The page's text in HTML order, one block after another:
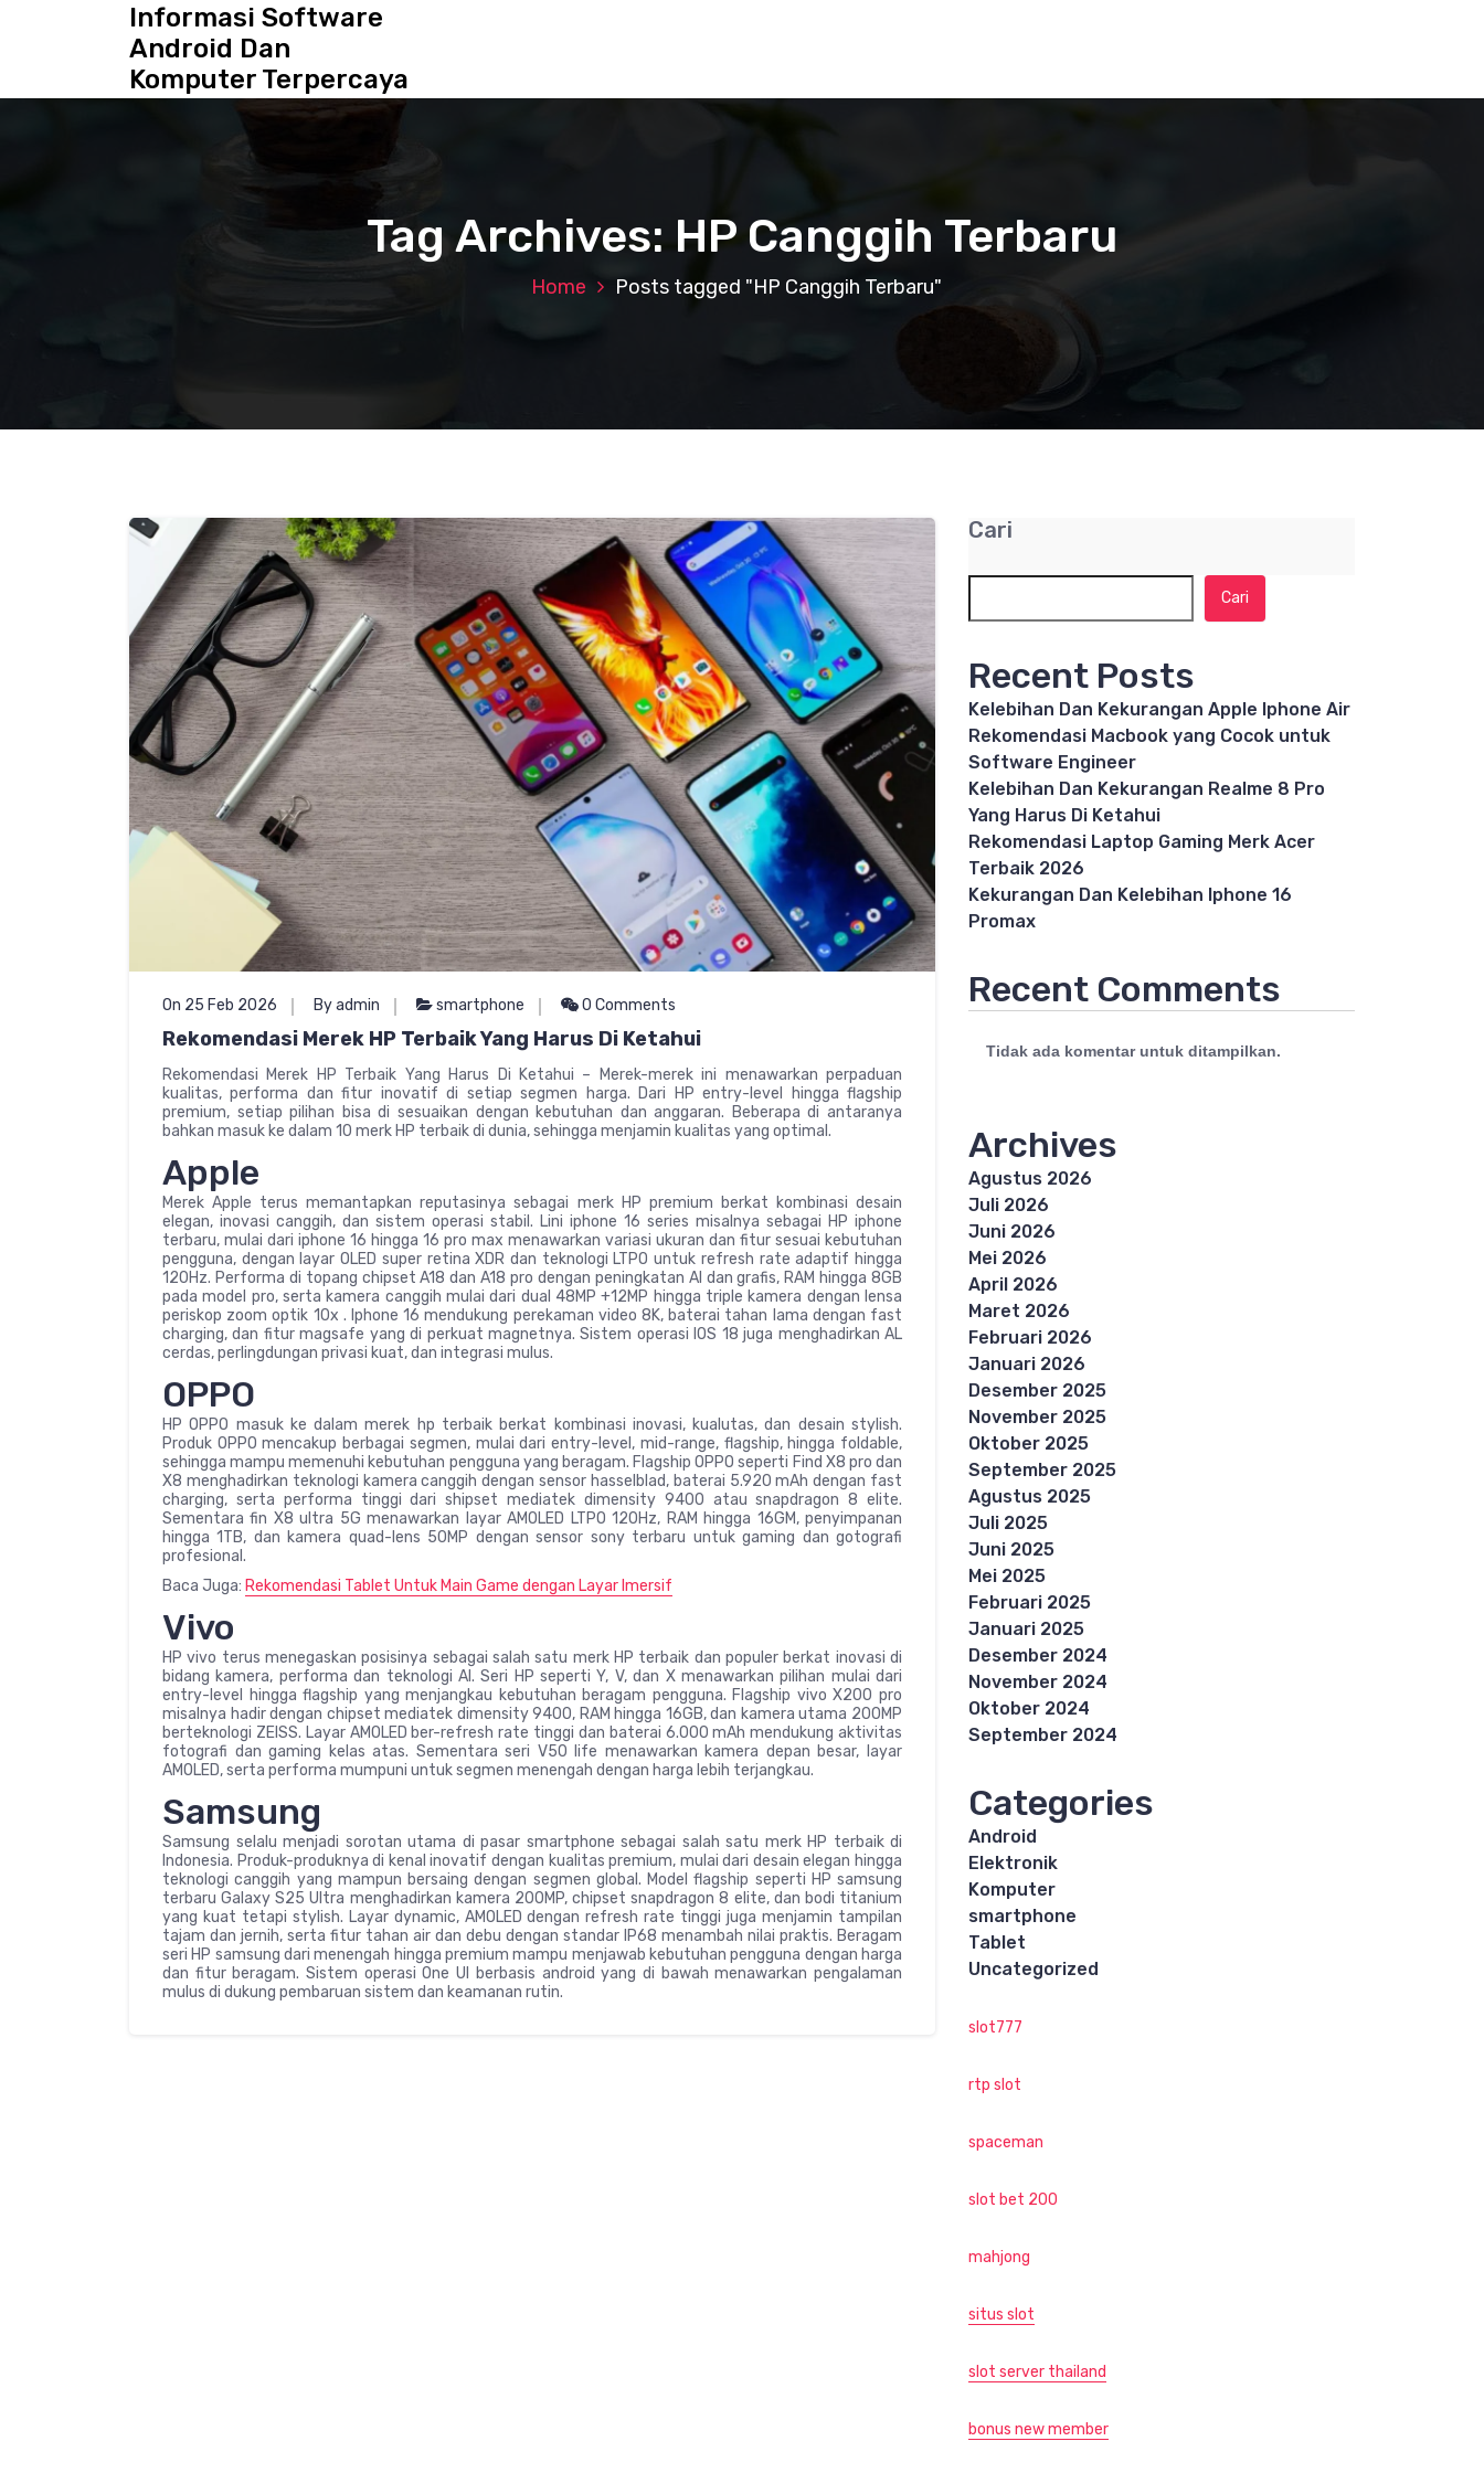
Informasi Software
Android Dan
Komputer Terpercaya
Tag Archives: HP Canggih Terbaru
Home Posts tagged "HP Canggih Terbaru"
On 25 Feb 2026 By admin smartphone 0 Comments
Rekomendasi Merek HP Terbaik Yang Harus Di Ketahui
Rekomendasi Merek HP Terbaik Yang Harus Di Ketahui – Merek-merek ini menawarkan perpaduan
kualitas, performa dan fitur inovatif di setiap segmen harga. Dari HP entry-level hingga flagship
premium, setiap pilihan bisa di sesuaikan dengan kebutuhan dan anggaran. Beberapa di antaranya
bahkan masuk ke dalam 10 merk HP terbaik di dunia, sehingga menjamin kualitas yang optimal.
Apple
Merek Apple terus memantapkan reputasinya sebagai merk HP premium berkat kombinasi desain
elegan, inovasi canggih, dan sistem operasi stabil. Lini iphone 16 series misalnya sebagai HP iphone
terbaru, mulai dari iphone 16 hingga 16 pro max menawarkan variasi ukuran dan fitur sesuai kebutuhan
pengguna, dengan layar OLED super retina XDR dan teknologi LTPO untuk refresh rate adaptif hingga
120Hz. Performa di topang chipset A18 dan A18 pro dengan peningkatan AI dan grafis, RAM hingga 8GB
pada model pro, serta kamera canggih mulai dari dual 48MP +12MP hingga triple kamera dengan lensa
periskop zoom optik 10x . Iphone 16 mendukung perekaman video 8K, baterai tahan lama dengan fast
charging, dan fitur magsafe yang di perkuat magnetnya. Sistem operasi IOS 18 juga menghadirkan AL
cerdas, perlingdungan privasi kuat, dan integrasi mulus.
OPPO
HP OPPO masuk ke dalam merek hp terbaik berkat kombinasi inovasi, kualutas, dan desain stylish.
Produk OPPO mencakup berbagai segmen, mulai dari entry-level, mid-range, flagship, hingga foldable,
sehingga mampu memenuhi kebutuhan pengguna yang beragam. Flagship OPPO seperti Find X8 pro dan
X8 menghadirkan teknologi kamera canggih dengan sensor hasselblad, baterai 5.920 mAh dengan fast
charging, serta performa tinggi dari shipset mediatek dimensity 9400 atau snapdragon 8 elite.
Sementara fin X8 ultra 5G menawarkan layar AMOLED LTPO 120Hz, RAM hingga 16GM, penyimpanan
hingga 1TB, dan kamera quad-lens 50MP dengan sensor sony terbaru untuk gaming dan gotografi
profesional.
Baca Juga: Rekomendasi Tablet Untuk Main Game dengan Layar Imersif
Vivo
HP vivo terus menegaskan posisinya sebagai salah satu merk HP terbaik dan populer berkat inovasi di
bidang kamera, performa dan teknologi AI. Seri HP seperti Y, V, dan X menawarkan pilihan mulai dari
entry-level hingga flagship yang menjangkau kebutuhan beragam pengguna. Flagship vivo X200 pro
misalnya hadir dengan chipset mediatek dimensity 9400, RAM hingga 16GB, dan kamera utama 200MP
berteknologi ZEISS. Layar AMOLED ber-refresh rate tinggi dan baterai 6.000 mAh mendukung aktivitas
fotografi dan gaming kelas atas. Sementara seri V50 life menawarkan kamera depan besar, layar
AMOLED, serta performa mumpuni untuk segmen menengah dengan harga lebih terjangkau.
Samsung
Samsung selalu menjadi sorotan utama di pasar smartphone sebagai salah satu merk HP terbaik di
Indonesia. Produk-produknya di kenal inovatif dengan kualitas premium, mulai dari desain elegan hingga
teknologi canggih yang mampun bersaing dengan segmen global. Model flagship seperti HP samsung
terbaru Galaxy S25 Ultra menghadirkan kamera 200MP, chipset snapdragon 8 elite, dan bodi titanium
yang kuat tetapi stylish. Layar dynamic, AMOLED dengan refresh rate tinggi juga menjamin tampilan
tajam dan jernih, serta fitur tahan air dan debu dengan standar IP68 menambah nilai praktis. Beragam
seri HP samsung dari menengah hingga premium mampu menjawab kebutuhan pengguna dengan harga
dan fitur beragam. Sistem operasi One UI berbasis android yang di bawah menawarkan pengalaman
mulus di dukung pembaruan sistem dan keamanan rutin.
Cari
Cari
Recent Posts
Kelebihan Dan Kekurangan Apple Iphone Air
Rekomendasi Macbook yang Cocok untuk
Software Engineer
Kelebihan Dan Kekurangan Realme 8 Pro
Yang Harus Di Ketahui
Rekomendasi Laptop Gaming Merk Acer
Terbaik 2026
Kekurangan Dan Kelebihan Iphone 16
Promax
Recent Comments
Tidak ada komentar untuk ditampilkan.
Archives
Agustus 2026
Juli 2026
Juni 2026
Mei 2026
April 2026
Maret 2026
Februari 2026
Januari 2026
Desember 2025
November 2025
Oktober 2025
September 2025
Agustus 2025
Juli 2025
Juni 2025
Mei 2025
Februari 2025
Januari 2025
Desember 2024
November 2024
Oktober 2024
September 2024
Categories
Android
Elektronik
Komputer
smartphone
Tablet
Uncategorized
slot777
rtp slot
spaceman
slot bet 200
mahjong
situs slot
slot server thailand
bonus new member